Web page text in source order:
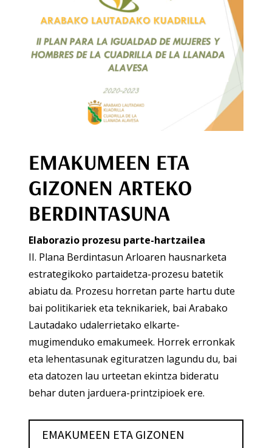
EMAKUMEEN ETA
GIZONEN ARTEKO
BERDINTASUNA
Elaborazio prozesu parte-hartzailea
II. Plana Berdintasun Arloaren hausnarketa
estrategikoko partaidetza-prozesu batetik
abiatu da. Prozesu horretan parte hartu dute
bai politikariek eta teknikariek, bai Arabako
Lautadako udalerrietako elkarte-
mugimenduko emakumeek. Horrek erronkak
eta lehentasunak egituratzen lagundu du, bai
eta datozen lau urteetan ekintza bideratu
behar duten jarduera-printzipioek ere.
EMAKUMEEN ETA GIZONEN